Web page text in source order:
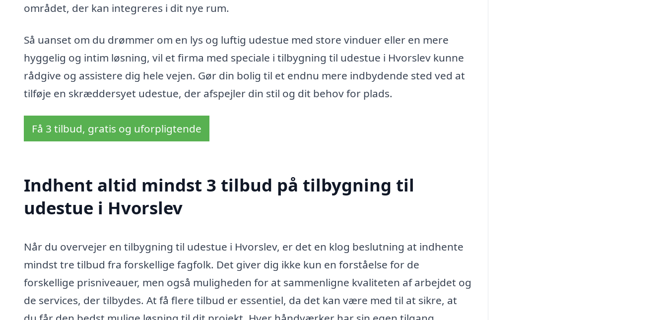
området, der kan integreres i dit nye rum.
Så uanset om du drømmer om en lys og luftig udestue med store vinduer eller en mere
hyggelig og intim løsning, vil et firma med speciale i tilbygning til udestue i Hvorslev kunne
rådgive og assistere dig hele vejen. Gør din bolig til et endnu mere indbydende sted ved at
tilføje en skræddersyet udestue, der afspejler din stil og dit behov for plads.
Få 3 tilbud, gratis og uforpligtende
Indhent altid mindst 3 tilbud på tilbygning til
udestue i Hvorslev
Når du overvejer en tilbygning til udestue i Hvorslev, er det en klog beslutning at indhente
mindst tre tilbud fra forskellige fagfolk. Det giver dig ikke kun en forståelse for de
forskellige prisniveauer, men også muligheden for at sammenligne kvaliteten af arbejdet og
de services, der tilbydes. At få flere tilbud er essentiel, da det kan være med til at sikre, at